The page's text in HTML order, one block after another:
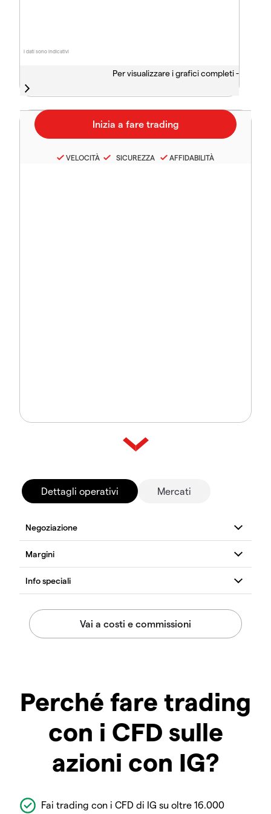
I dati sono indicativi
Per visualizzare i grafici completi -
VELOCITÀ SICUREZZA AFFIDABILITÀ
Dettagli operativi Mercati
Perché fare trading
con i CFD sulle
azioni con IG?
Fai trading con i CFD di IG su oltre 16.000